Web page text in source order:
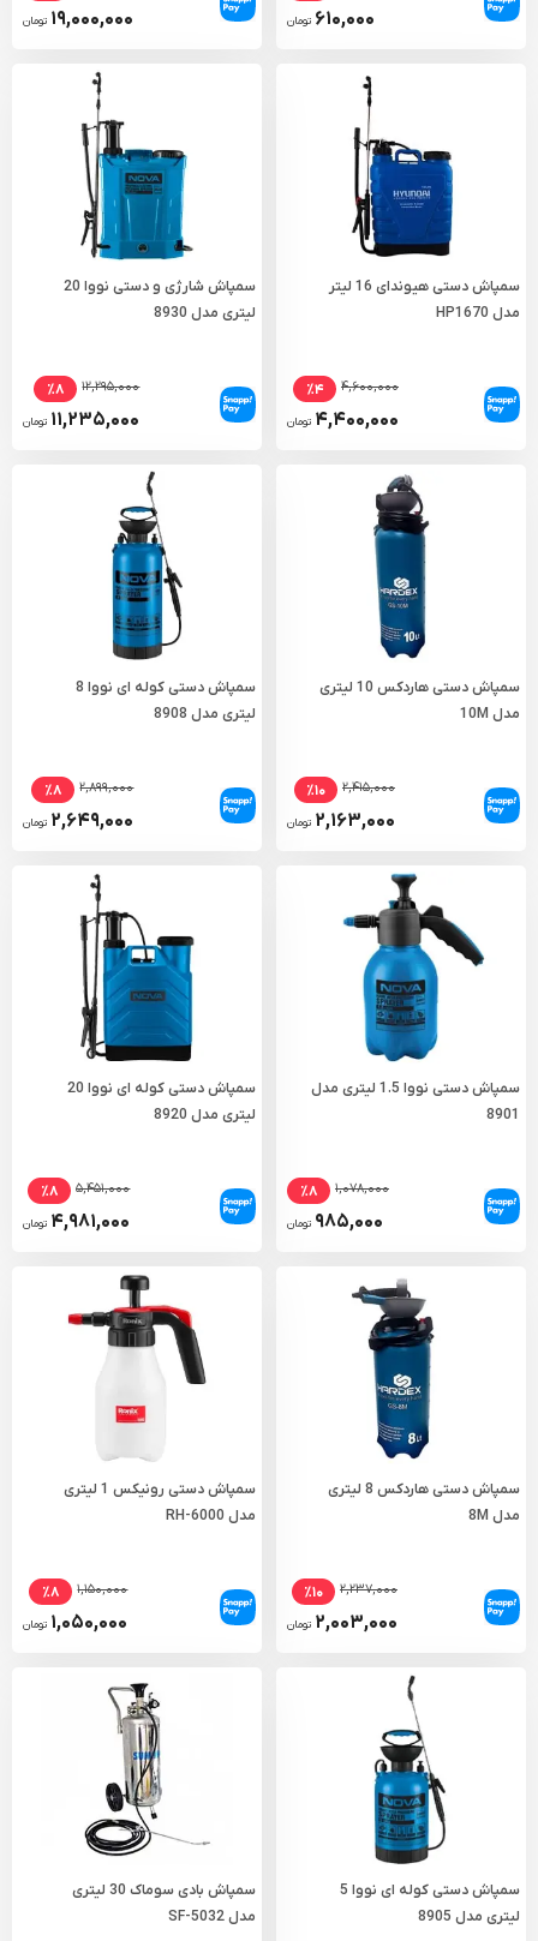
۶۱۰,۰۰۰ تومان ۱۹,۰۰۰,۰۰۰ تومان
سمپاش دستی هیوندای 16 لیتر
مدل HP1670
۴,۶۰۰,۰۰۰ ٪۴
۴,۴۰۰,۰۰۰ تومان
سمپاش شارژی و دستی نووا 20
لیتری مدل 8930
۱۲,۲۹۵,۰۰۰ ٪۸
۱۱,۲۳۵,۰۰۰ تومان
سمپاش دستی هاردکس 10 لیتری
مدل 10M
۲,۴۱۵,۰۰۰ ٪۱۰
۲,۱۶۳,۰۰۰ تومان
سمپاش دستی کوله ای نووا 8
لیتری مدل 8908
۲,۸۹۹,۰۰۰ ٪۸
۲,۶۴۹,۰۰۰ تومان
سمپاش دستی نووا 1.5 لیتری مدل
8901
۱,۰۷۸,۰۰۰ ٪۸
۹۸۵,۰۰۰ تومان
سمپاش دستی کوله ای نووا 20
لیتری مدل 8920
۵,۴۵۱,۰۰۰ ٪۸
۴,۹۸۱,۰۰۰ تومان
سمپاش دستی هاردکس 8 لیتری
مدل 8M
۲,۲۳۷,۰۰۰ ٪۱۰
۲,۰۰۳,۰۰۰ تومان
سمپاش دستی رونیکس 1 لیتری
مدل RH-6000
۱,۱۵۰,۰۰۰ ٪۸
۱,۰۵۰,۰۰۰ تومان
سمپاش دستی کوله ای نووا 5
لیتری مدل 8905
سمپاش بادی سوماک 30 لیتری
مدل SF-5032